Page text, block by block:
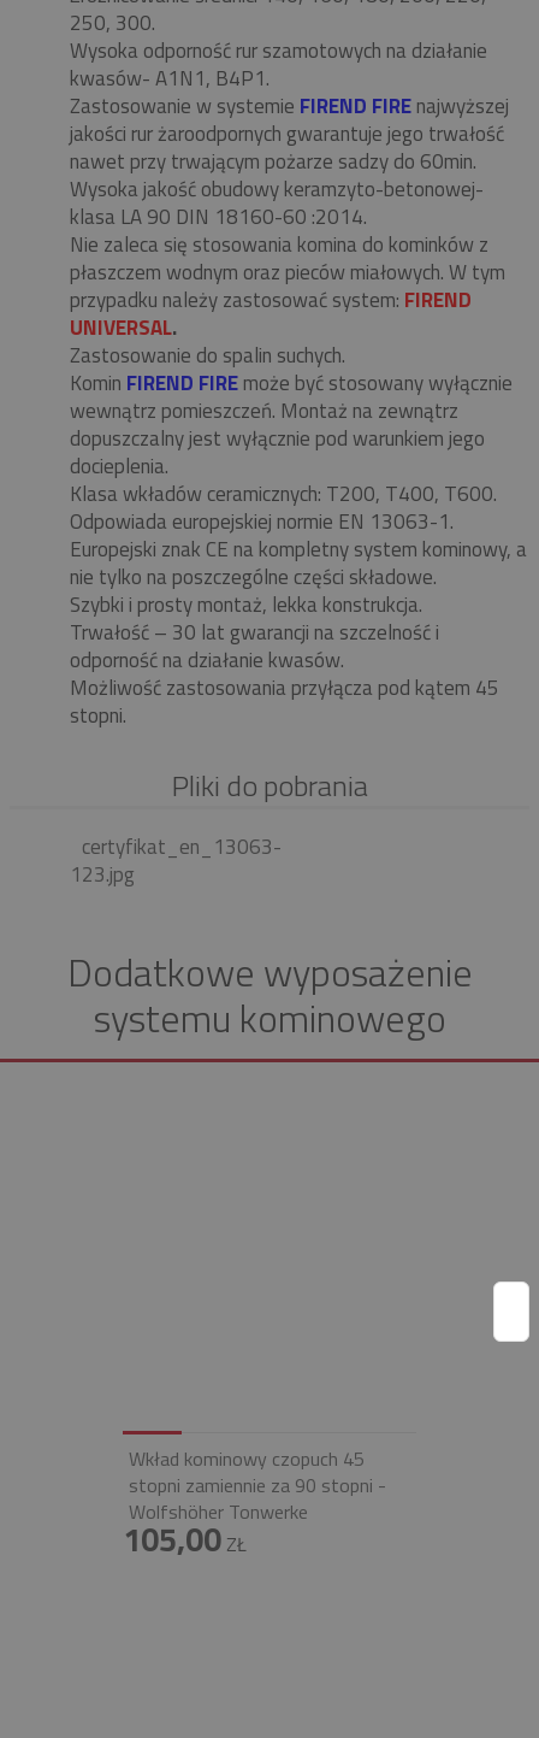
250, 300.
Wysoka odporność rur szamotowych na działanie
kwasów- A1N1, B4P1.
Zastosowanie w systemie FIREND FIREnajwyższej
jakości rur żaroodpornych gwarantuje jego trwałość
nawet przy trwającym pożarze sadzy do 60min.
Wysoka jakość obudowy keramzyto-betonowej-
klasa LA 90 DIN 18160-60 :2014.
Nie zaleca się stosowania komina do kominków z
płaszczem wodnym oraz pieców miałowych. W tym
przypadku należy zastosować system: FIREND
UNIVERSAL.
Zastosowanie do spalin suchych.
Komin FIREND FIREmoże być stosowany wyłącznie
wewnątrz pomieszczeń. Montaż na zewnątrz
dopuszczalny jest wyłącznie pod warunkiem jego
docieplenia.
Klasa wkładów ceramicznych: T200, T400, T600.
Odpowiada europejskiej normie EN 13063-1.
Europejski znak CE na kompletny system kominowy, a
nie tylko na poszczególne części składowe.
Szybki i prosty montaż, lekka konstrukcja.
Trwałość – 30 lat gwarancji na szczelność i
odporność na działanie kwasów.
Możliwość zastosowania przyłącza pod kątem 45
stopni.
Pliki do pobrania
certyfikat_en_13063-
123.jpg
Dodatkowe wyposażenie
systemu kominowego
Wkład kominowy czopuch 45
stopni zamiennie za 90 stopni -
Wolfshöher Tonwerke
105,00ZŁ